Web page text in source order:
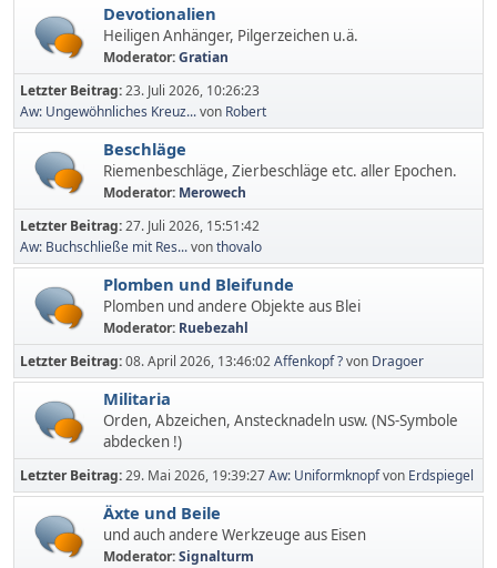
Devotionalien
Heiligen Anhänger, Pilgerzeichen u.ä.
Moderator:Gratian
Letzter Beitrag:23. Juli 2026, 10:26:23
Aw: Ungewöhnliches Kreuz...von Robert
Beschläge
Riemenbeschläge, Zierbeschläge etc. aller Epochen.
Moderator: Merowech
Letzter Beitrag:27. Juli 2026, 15:51:42
Aw: Buchschließe mit Res...vonthovalo
Plomben und Bleifunde
Plomben und andere Objekte aus Blei
Moderator: Ruebezahl
Letzter Beitrag:08. April 2026, 13:46:02Affenkopf ?von Dragoer
Militaria
Orden, Abzeichen, Anstecknadeln usw. (NS-Symbole
abdecken !)
Letzter Beitrag:29. Mai 2026, 19:39:27Aw: Uniformknopfvon Erdspiegel
Äxte und Beile
und auch andere Werkzeuge aus Eisen
Moderator:Signalturm